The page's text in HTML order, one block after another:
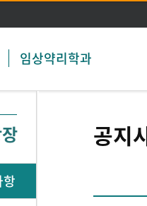
임상약리학과
공지